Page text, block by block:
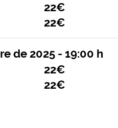
22€
22€
de 2025 - 19:00 h
22€
22€